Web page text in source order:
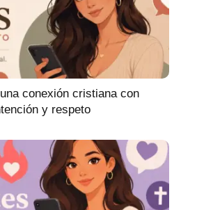
conexión cristiana con
y respeto